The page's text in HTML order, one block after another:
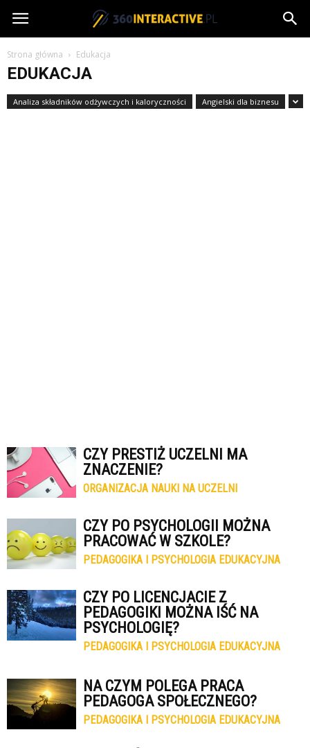
360interactive.pl
Strona główna Edukacja
EDUKACJA
Analiza składników odżywczych i kaloryczności Angielski dla biznesu
CZY PRESTIŻ UCZELNI MA
ZNACZENIE?
ORGANIZACJA NAUKI NA UCZELNI
CZY PO PSYCHOLOGII MOŻNA
PRACOWAĆ W SZKOLE?
PEDAGOGIKA I PSYCHOLOGIA EDUKACYJNA
CZY PO LICENCJACIE Z
PEDAGOGIKI MOŻNA IŚĆ NA
PSYCHOLOGIĘ?
PEDAGOGIKA I PSYCHOLOGIA EDUKACYJNA
NA CZYM POLEGA PRACA
PEDAGOGA SPOŁECZNEGO?
PEDAGOGIKA I PSYCHOLOGIA EDUKACYJNA